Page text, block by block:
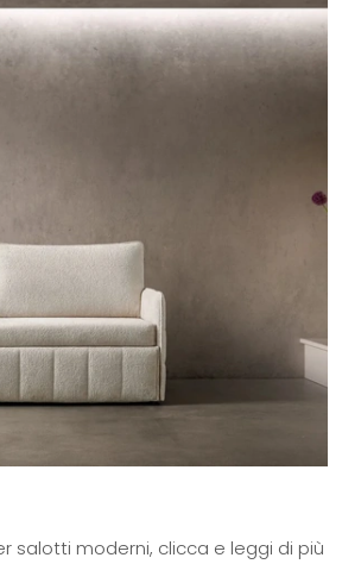
salotti moderni, clicca e leggi di più